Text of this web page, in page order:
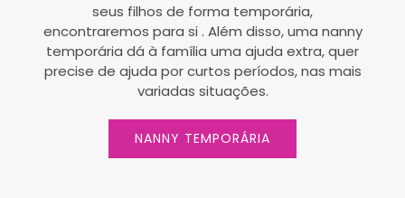
seus filhos de forma temporária,
encontraremos para si . Além disso, uma nanny
temporária dá à família uma ajuda extra, quer
precise de ajuda por curtos períodos, nas mais
variadas situações.
NANNY TEMPORÁRIA